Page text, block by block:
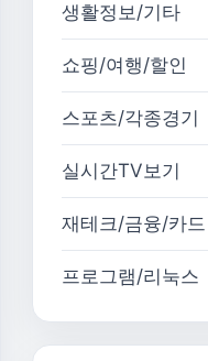
생활정보/기타
쇼핑/여행/할인
스포츠/각종경기
실시간TV보기
재테크/금융/카드
프로그램/리눅스